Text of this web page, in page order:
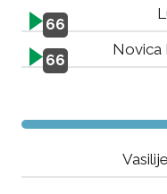
66
66
Novica